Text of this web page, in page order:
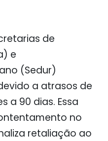
de
e
(Sedur)
a atrasos de
a 90 dias. Essa
no
retaliação ao